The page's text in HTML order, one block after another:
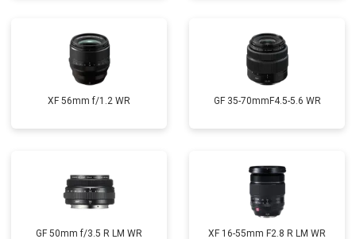
XF 56mm f/1.2 WR GF 35-70mmF4.5-5.6 WR
GF 50mm f/3.5 R LM WR XF 16-55mm F2.8 R LM WR